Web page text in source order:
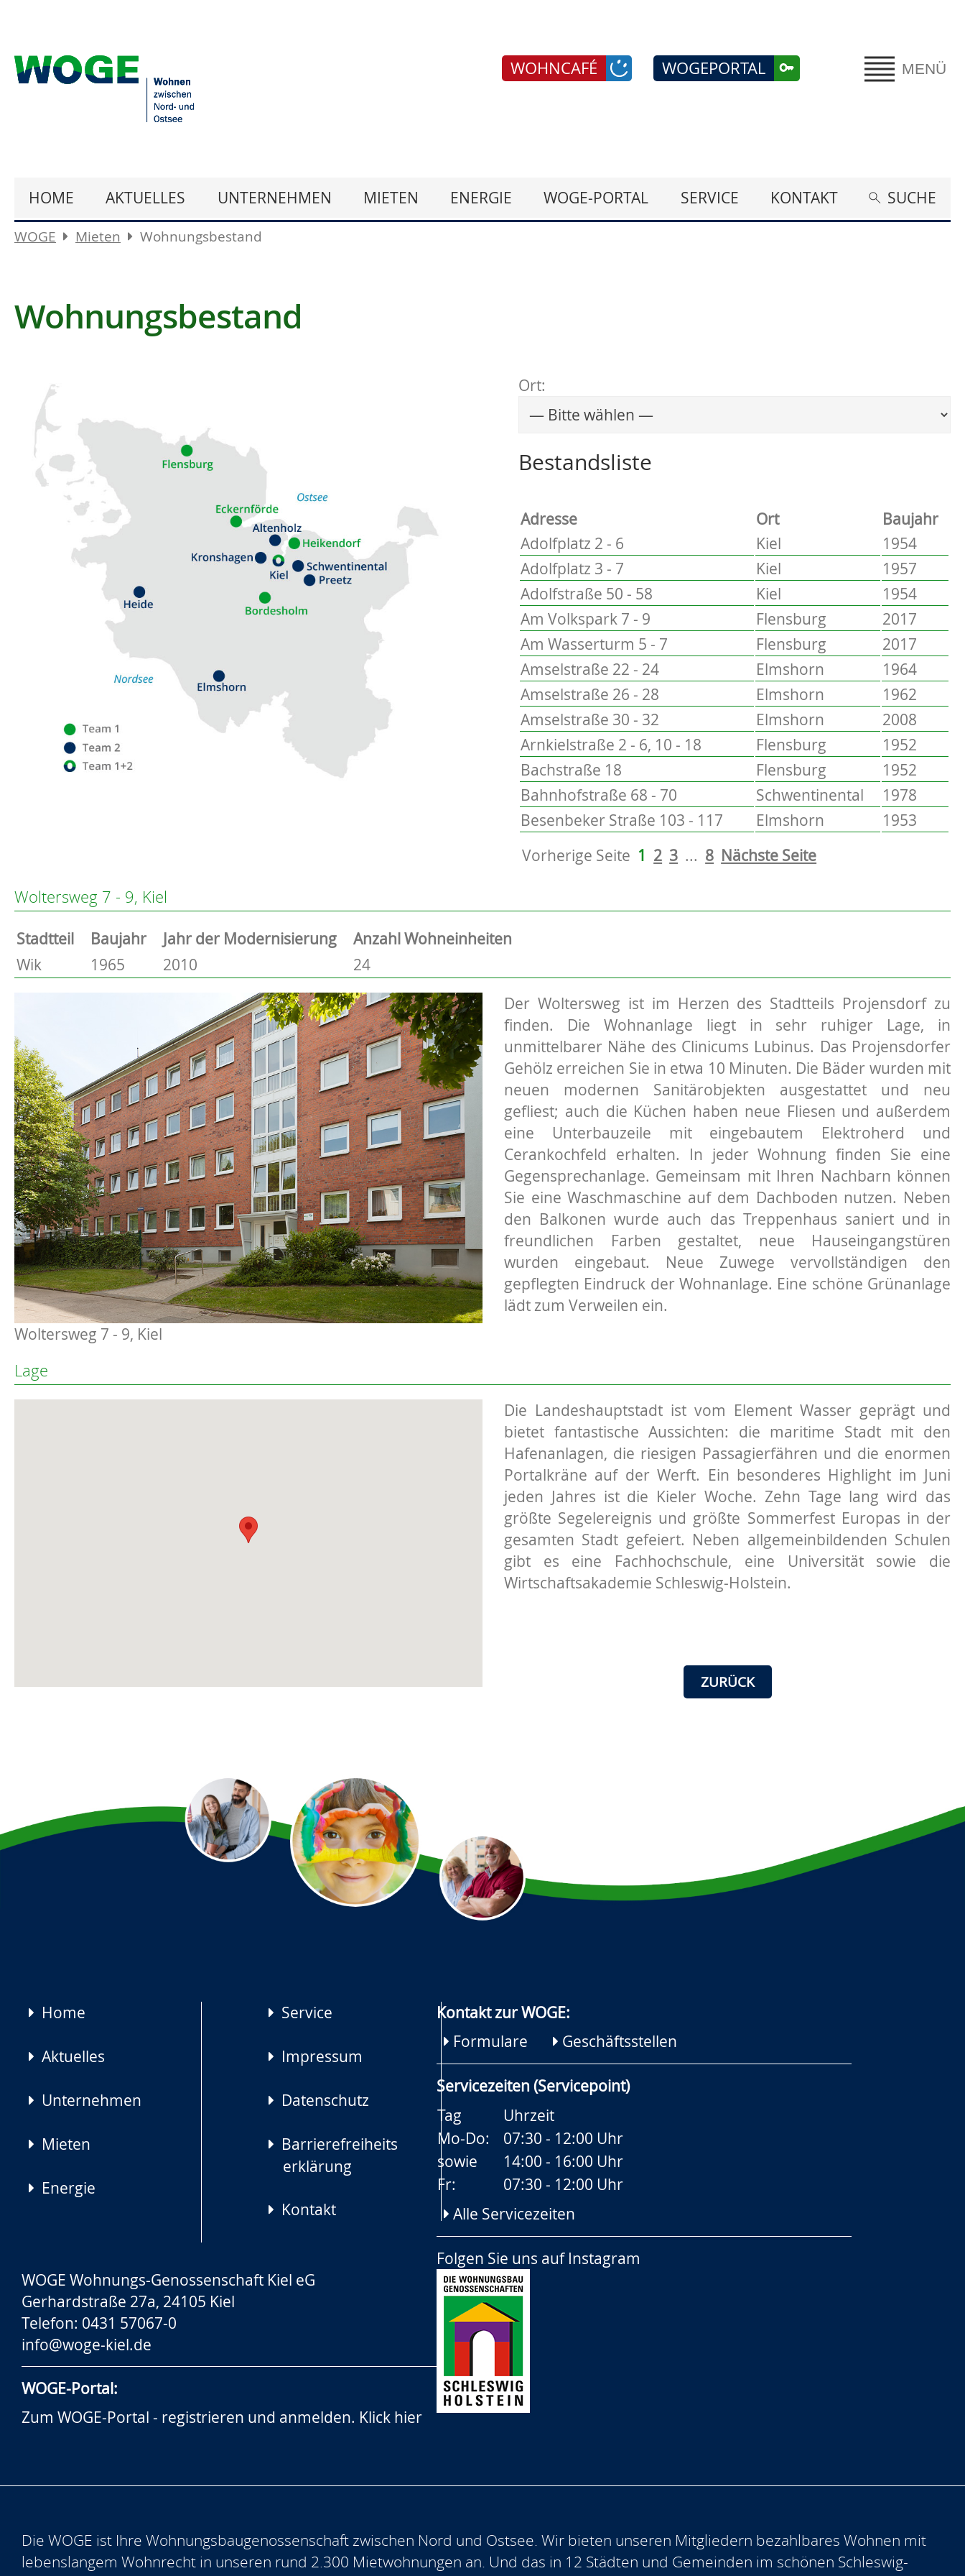
MENÜ
WOGEPORTAL
WOHNCAFÉ
HOME AKTUELLES UNTERNEHMEN MIETEN ENERGIE WOGE-PORTAL SERVICE KONTAKT SUCHE
WOGE Mieten Wohnungsbestand
Wohnungsbestand
Heikendorf
Kronshagen
Kiel
Schwentinental
Preetz
Ort:
Wählen Sie einen Ort, um zur entsprechenden Seite zu
Bestandsliste
Adresse Ort
Baujahr
Adolfplatz 2 - 6
Kiel
1954
Adolfplatz 3 - 7
Kiel
1957
Adolfstraße 50 - 58
Kiel
1954
Am Volkspark 7 - 9
Flensburg
2017
Am Wasserturm 5 - 7
Flensburg
2017
Amselstraße 22 - 24
Elmshorn
1964
Amselstraße 26 - 28
Elmshorn
1962
Amselstraße 30 - 32
Elmshorn
2008
Arnkielstraße 2 - 6, 10 - 18
Flensburg
1952
Bachstraße 18
Flensburg
1952
Bahnhofstraße 68 - 70
Schwentinental
1978
Besenbeker Straße 103 - 117
Elmshorn
1953
Vorherige Seite 1 2 3 ... 8 Nächste Seite
Woltersweg 7 - 9, Kiel
Stammdaten
Basisdaten zur Immobilie
Stadtteil Baujahr Jahr der Modernisierung
Anzahl Wohneinheiten
Wik
1965 2010 24
Woltersweg 7 - 9, Kiel
Der Woltersweg ist im Herzen des Stadtteils Projensdorf zu
finden. Die Wohnanlage liegt in sehr ruhiger Lage, in
unmittelbarer Nähe des Clinicums Lubinus. Das Projensdorfer
Gehölz erreichen Sie in etwa 10 Minuten. Die Bäder wurden mit
neuen modernen Sanitärobjekten ausgestattet und neu
gefliest; auch die Küchen haben neue Fliesen und außerdem
eine Unterbauzeile mit eingebautem Elektroherd und
Cerankochfeld erhalten. In jeder Wohnung finden Sie eine
Gegensprechanlage. Gemeinsam mit Ihren Nachbarn können
Sie eine Waschmaschine auf dem Dachboden nutzen. Neben
den Balkonen wurde auch das Treppenhaus saniert und in
freundlichen Farben gestaltet, neue Hauseingangstüren
wurden eingebaut. Neue Zuwege vervollständigen den
gepflegten Eindruck der Wohnanlage. Eine schöne Grünanlage
lädt zum Verweilen ein.
Lage
Die Landeshauptstadt ist vom Element Wasser geprägt und
bietet fantastische Aussichten: die maritime Stadt mit den
Hafenanlagen, die riesigen Passagierfähren und die enormen
Portalkräne auf der Werft. Ein besonderes Highlight im Juni
jeden Jahres ist die Kieler Woche. Zehn Tage lang wird das
größte Segelereignis und größte Sommerfest Europas in der
gesamten Stadt gefeiert. Neben allgemeinbildenden Schulen
gibt es eine Fachhochschule, eine Universität sowie die
Wirtschaftsakademie Schleswig-Holstein.
ZURÜCK
Navigation
Home
Aktuelles
Unternehmen
Mieten
Energie
Service
Impressum
Datenschutz
Barrierefreiheits
erklärung
Kontakt
Kontakt zur WOGE:
Formulare
Geschäftsstellen
Servicezeiten (Servicepoint)
Tag
Uhrzeit
Mo-Do:
07:30 - 12:00 Uhr
sowie
14:00 - 16:00 Uhr
Fr:
07:30 - 12:00 Uhr
Alle Servicezeiten
Folgen Sie uns auf Instagram
WOGE Wohnungs-Genossenschaft Kiel eG
Gerhardstraße 27a, 24105 Kiel
Telefon: 0431 57067-0
info@woge-kiel.de
WOGE-Portal:
Zum WOGE-Portal - registrieren und anmelden. Klick hier
Die WOGE ist Ihre Wohnungsbaugenossenschaft zwischen Nord und Ostsee. Wir bieten unseren Mitgliedern bezahlbares Wohnen mit
lebenslangem Wohnrecht in unseren rund 2.300 Mietwohnungen an. Und das in 12 Städten und Gemeinden im schönen Schleswig-